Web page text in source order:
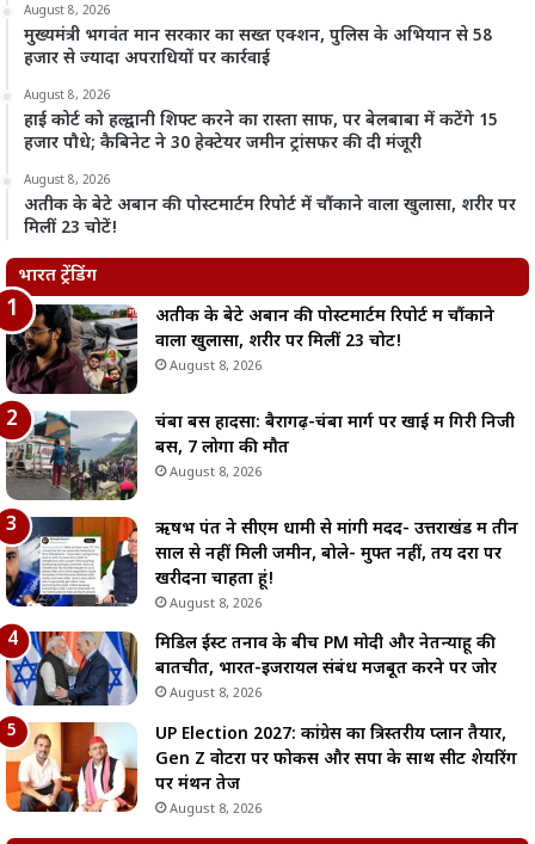
August 8, 2026
मुख्यमंत्री भगवंत मान सरकार का सख्त एक्शन, पुलिस के अभियान से 58
हजार से ज्यादा अपराधियों पर कार्रवाई
August 8, 2026
हाई कोर्ट को हल्द्वानी शिफ्ट करने का रास्ता साफ, पर बेलबाबा में कटेंगे 15
हजार पौधे; कैबिनेट ने 30 हेक्टेयर जमीन ट्रांसफर की दी मंजूरी
August 8, 2026
अतीक के बेटे अबान की पोस्टमार्टम रिपोर्ट में चौंकाने वाला खुलासा, शरीर पर
मिलीं 23 चोटें!
भारत ट्रेंडिंग
अतीक के बेटे अबान की पोस्टमार्टम रिपोर्ट में चौंकाने
वाला खुलासा, शरीर पर मिलीं 23 चोटें!
August 8, 2026
चंबा बस हादसा: बैरागढ़-चंबा मार्ग पर खाई में गिरी निजी
बस, 7 लोगों की मौत
August 8, 2026
ऋषभ पंत ने सीएम धामी से मांगी मदद- उत्तराखंड में तीन
साल से नहीं मिली जमीन, बोले- मुफ्त नहीं, तय दरों पर
खरीदना चाहता हूं!
August 8, 2026
मिडिल ईस्ट तनाव के बीच PM मोदी और नेतन्याहू की
बातचीत, भारत-इजरायल संबंध मजबूत करने पर जोर
August 8, 2026
UP Election 2027: कांग्रेस का त्रिस्तरीय प्लान तैयार,
Gen Z वोटरों पर फोकस और सपा के साथ सीट शेयरिंग
पर मंथन तेज
August 8, 2026